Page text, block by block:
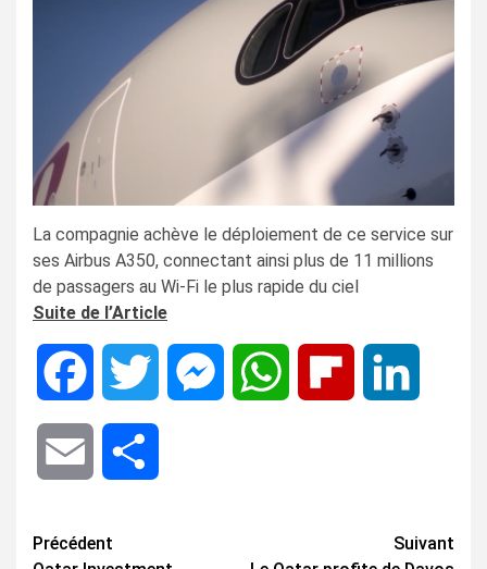
La compagnie achève le déploiement de ce service sur
ses Airbus A350, connectant ainsi plus de 11 millions
de passagers au Wi-Fi le plus rapide du ciel
Suite de l’Article
Facebook Twitter MessengerWhatsApp Flipboard
Email
Navigation
Précédent
Suivant